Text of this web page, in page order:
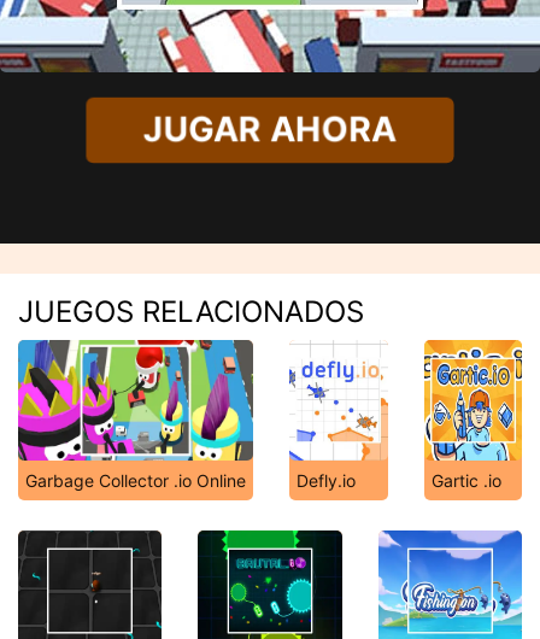
JUGAR AHORA
JUEGOS RELACIONADOS
Garbage Collector .io Online Defly.io Gartic .io